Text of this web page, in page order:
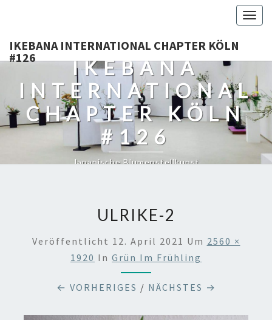
IKEBANA INTERNATIONAL CHAPTER KÖLN
#126
IKEBANA
INTERNATIONAL
CHAPTER KÖLN
#126
Japanische Blumenstellkunst
ULRIKE-2
Veröffentlicht 12. April 2021 Um 2560 ×
1920 In Grün Im Frühling
← VORHERIGES / NÄCHSTES →